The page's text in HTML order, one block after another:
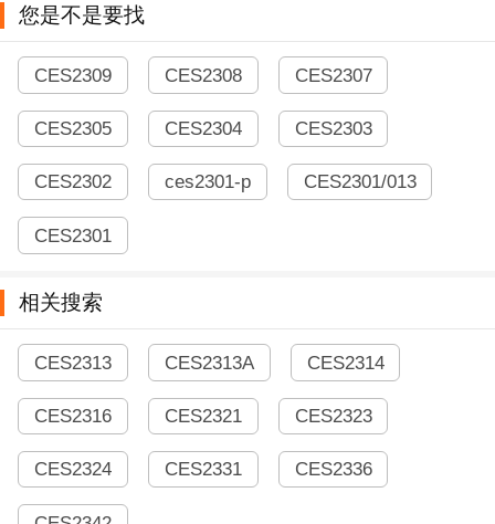
您是不是要找
CES2309 CES2308 CES2307
CES2305 CES2304 CES2303
CES2302 ces2301-p CES2301/013
CES2301
相关搜索
CES2313 CES2313A CES2314
CES2316 CES2321 CES2323
CES2324 CES2331 CES2336